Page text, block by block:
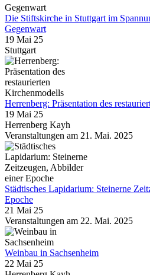
Die Stiftskirche in Stuttgart im
Gegenwart
19 Mai 25
Stuttgart
Herrenberg: Präsentation des
19 Mai 25
Herrenberg Kayh
Veranstaltungen am 21. Mai. 2025
Städtisches Lapidarium: Steinerne
Epoche
21 Mai 25
Veranstaltungen am 22. Mai. 2025
Weinbau in Sachsenheim
22 Mai 25